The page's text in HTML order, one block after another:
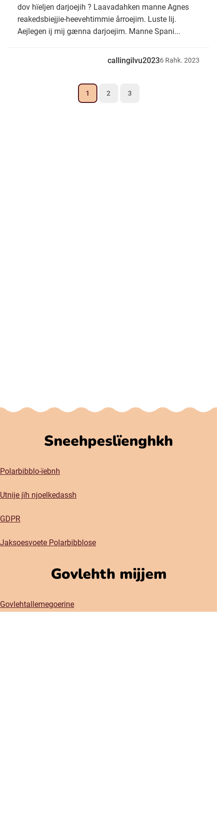
dov hïeljen darjoejih ? Laavadahken manne Agnes
reakedsbiejjie-heevehtimmie årroejim. Luste lij.
Aejlegen ij mij gænna darjoejim. Manne Spani...
callingilvu20236 Rahk. 2023
1 2 3
Sneehpeslïenghkh
Polarbibblo-ïebnh
Utnije jïh njoelkedassh
GDPR
Jaksoesvoete Polarbibblose
Govlehth mijjem
Govlehtallemegoerine